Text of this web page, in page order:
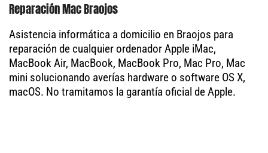
Reparación Mac Braojos
Asistencia informática a domicilio en Braojos para
reparación de cualquier ordenador Apple iMac,
MacBook Air, MacBook, MacBook Pro, Mac Pro, Mac
mini solucionando averías hardware o software OS X,
macOS. No tramitamos la garantía oficial de Apple.